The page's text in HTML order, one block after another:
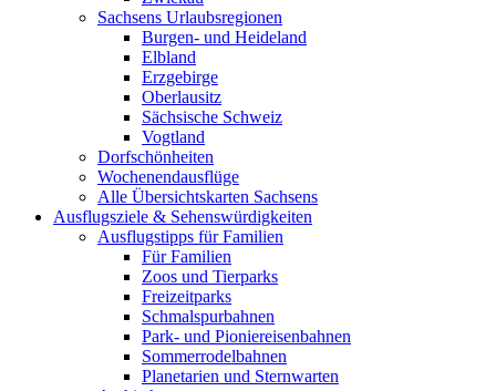
Sachsens Urlaubsregionen
Burgen- und Heideland
Elbland
Erzgebirge
Oberlausitz
Sächsische Schweiz
Vogtland
Dorfschönheiten
Wochenendausflüge
Alle Übersichtskarten Sachsens
Ausflugsziele & Sehenswürdigkeiten
Ausflugstipps für Familien
Für Familien
Zoos und Tierparks
Freizeitparks
Schmalspurbahnen
Park- und Pioniereisenbahnen
Sommerrodelbahnen
Planetarien und Sternwarten